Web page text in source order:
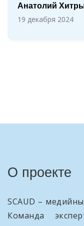
Анатолий
19 декабря 2024
О проекте
SCAUD –
Команда